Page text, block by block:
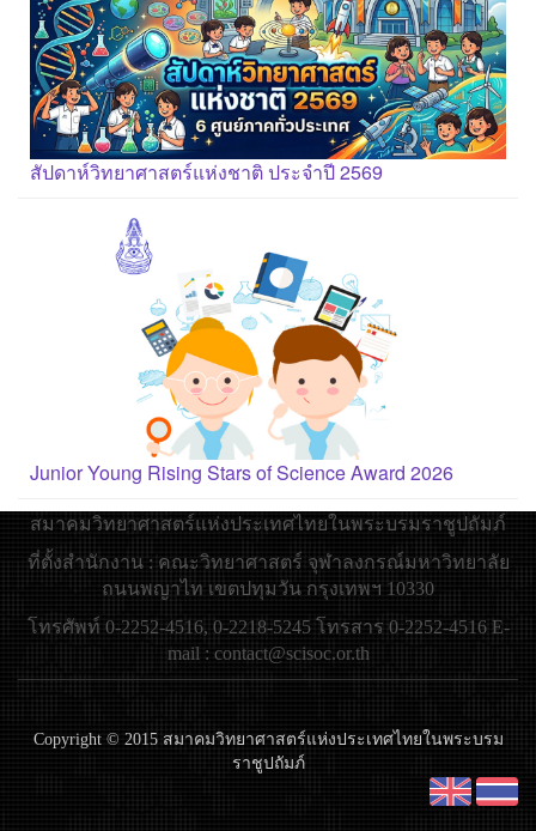
สัปดาห์วิทยาศาสตร์แห่งชาติ ประจำปี 2569
Junior Young Rising Stars of Science Award 2026
สมาคมวิทยาศาสตร์แห่งประเทศไทยในพระบรมราชูปถัมภ์
ที่ตั้งสำนักงาน : คณะวิทยาศาสตร์ จุฬาลงกรณ์มหาวิทยาลัย
ถนนพญาไท เขตปทุมวัน กรุงเทพฯ 10330
โทรศัพท์ 0-2252-4516, 0-2218-5245 โทรสาร 0-2252-4516 E-
mail : contact@scisoc.or.th
Copyright © 2015 สมาคมวิทยาศาสตร์แห่งประเทศไทยในพระบรม
ราชูปถัมภ์